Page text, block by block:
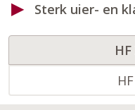
Sterk uier- en